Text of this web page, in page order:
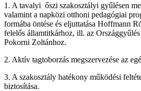
1. A tavalyi őszi szakosztályi gyűlésen
valamint a napközi otthoni pedagógiai
formába öntése és eljuttatása Hoffmann
felelős államtitkárhoz, ill. az
Pokorni Zoltánhoz.
2. Aktív tagtoborzás megszervezése az
3. A szakosztály hatékony működési
biztosítása.